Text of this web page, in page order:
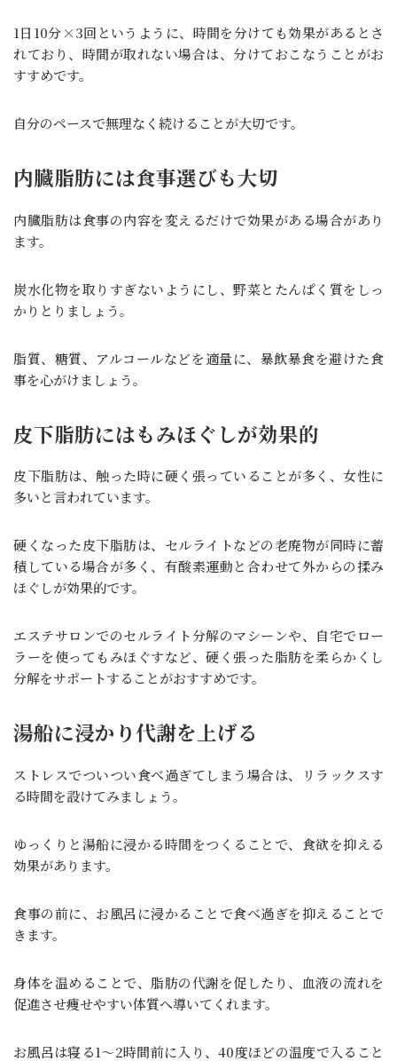
1日10分×3回というように、時間を分けても効果があるとさ
れており、時間が取れない場合は、分けておこなうことがお
すすめです。
自分のペースで無理なく続けることが大切です。
内臓脂肪には食事選びも大切
内臓脂肪は食事の内容を変えるだけで効果がある場合があり
ます。
炭水化物を取りすぎないようにし、野菜とたんぱく質をしっ
かりとりましょう。
脂質、糖質、アルコールなどを適量に、暴飲暴食を避けた食
事を心がけましょう。
皮下脂肪にはもみほぐしが効果的
皮下脂肪は、触った時に硬く張っていることが多く、女性に
多いと言われています。
硬くなった皮下脂肪は、セルライトなどの老廃物が同時に蓄
積している場合が多く、有酸素運動と合わせて外からの揉み
ほぐしが効果的です。
エステサロンでのセルライト分解のマシーンや、自宅でロー
ラーを使ってもみほぐすなど、硬く張った脂肪を柔らかくし
分解をサポートすることがおすすめです。
湯船に浸かり代謝を上げる
ストレスでついつい食べ過ぎてしまう場合は、リラックスす
る時間を設けてみましょう。
ゆっくりと湯船に浸かる時間をつくることで、食欲を抑える
効果があります。
食事の前に、お風呂に浸かることで食べ過ぎを抑えることで
きます。
身体を温めることで、脂肪の代謝を促したり、血液の流れを
促進させ痩せやすい体質へ導いてくれます。
お風呂は寝る1～2時間前に入り、40度ほどの温度で入ること